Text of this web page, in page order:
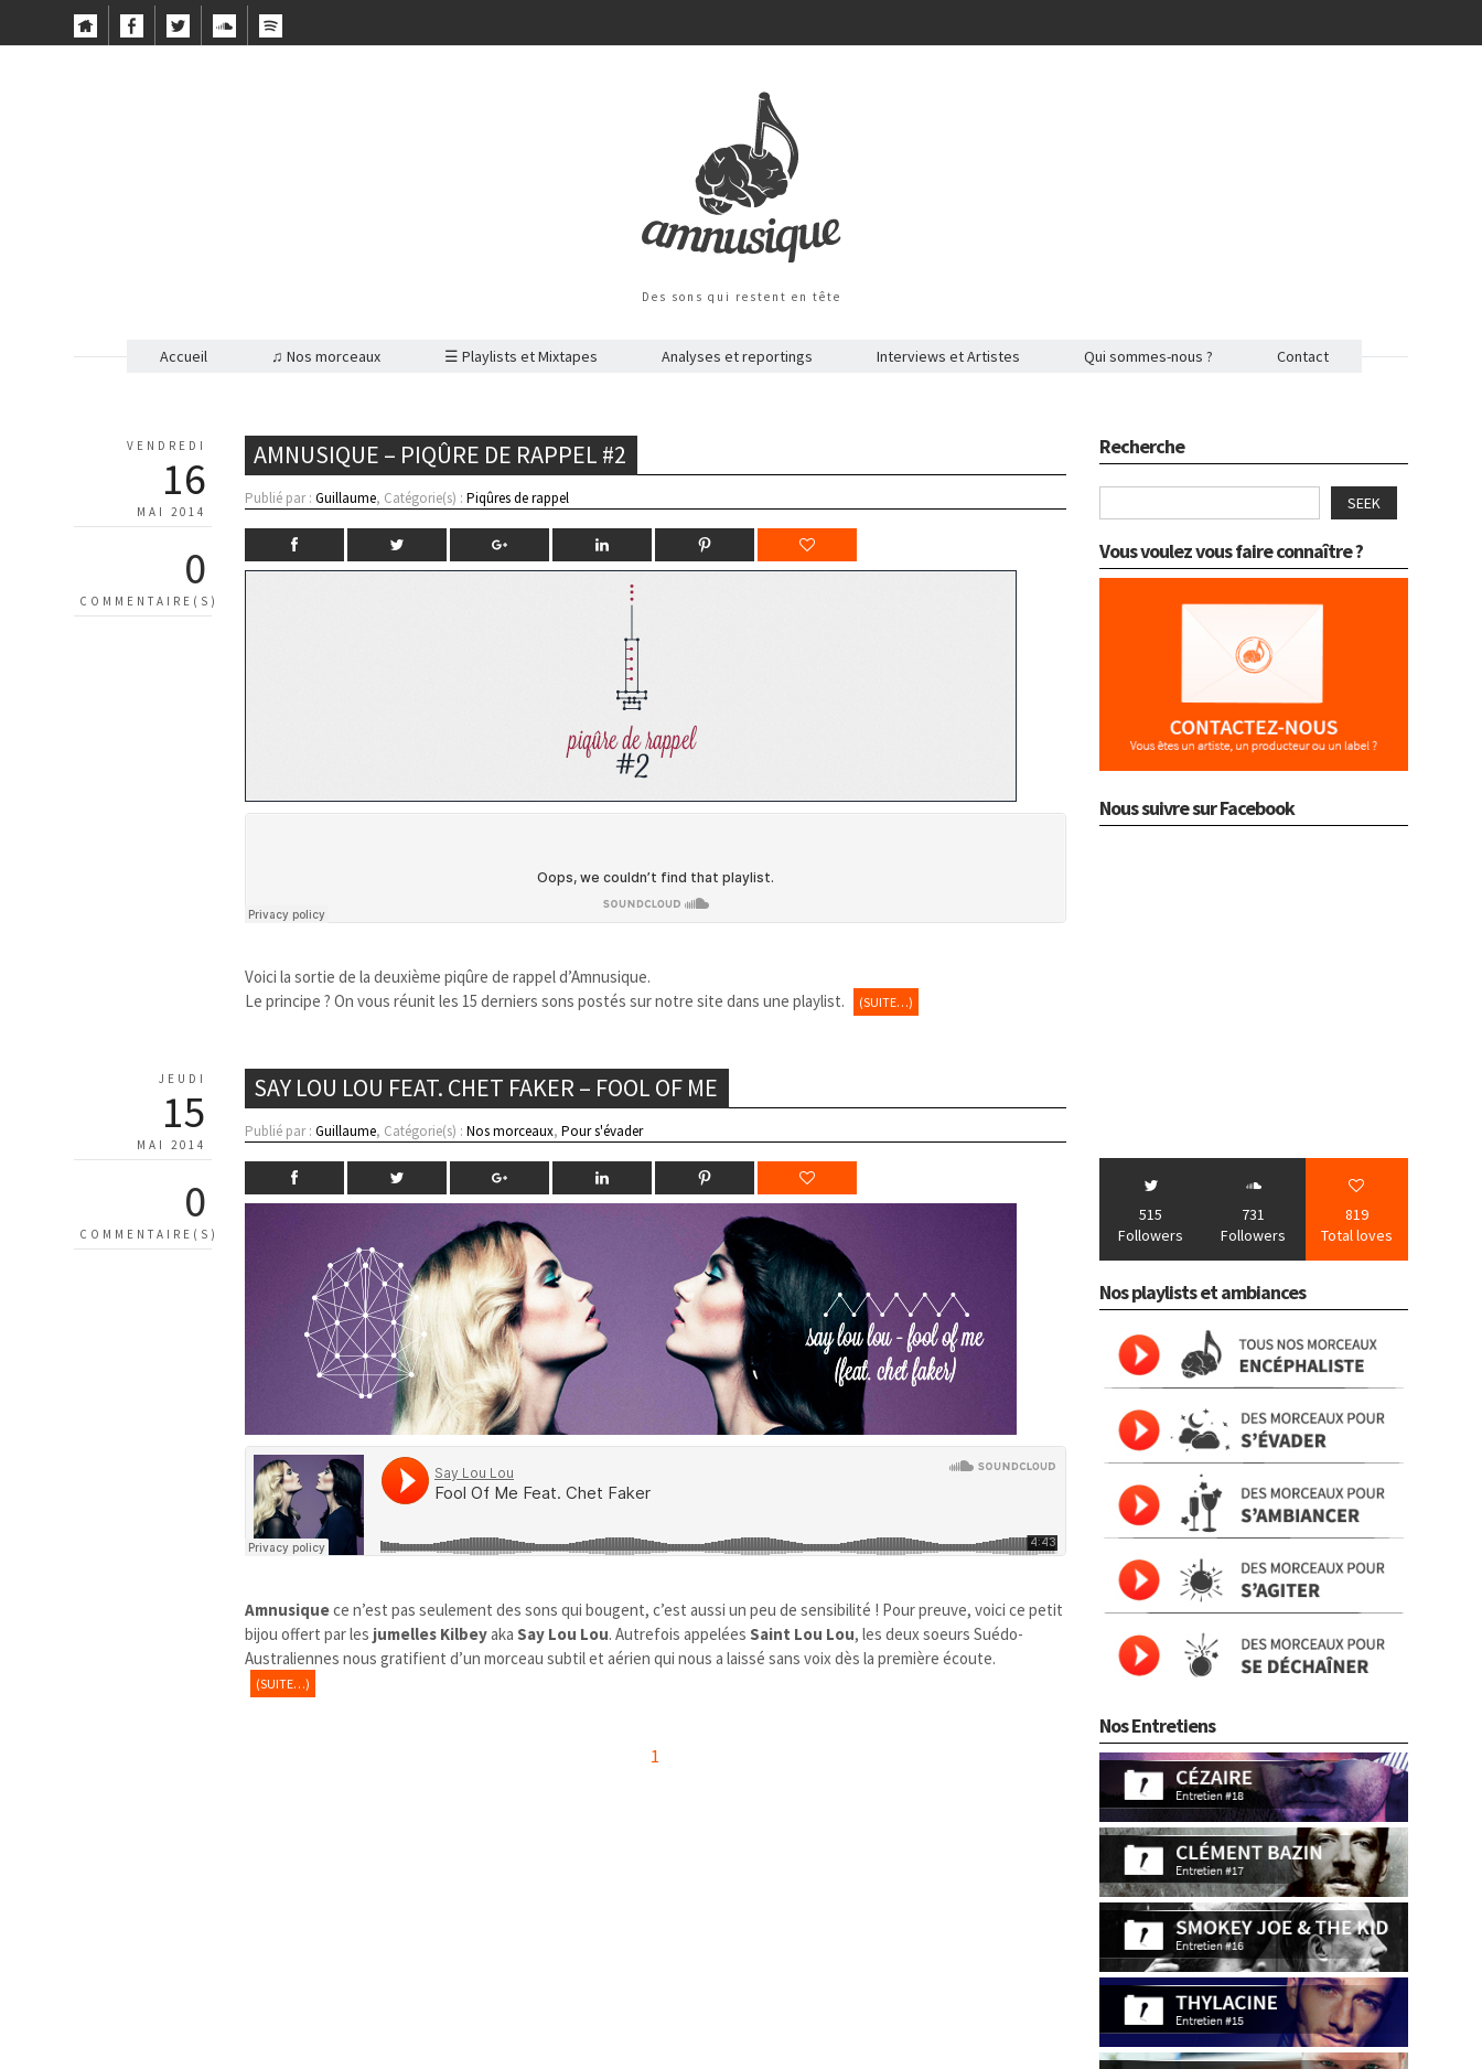
Des sons qui restent en tête
Accueil ♫ Nos morceaux ☰ Playlists et Mixtapes Analyses et reportings Interviews et Artistes Qui sommes-nous ? Contact
VENDREDI
16
MAI 2014
0
COMMENTAIRE(S)
AMNUSIQUE – PIQÛRE DE RAPPEL #2
Publié par :Guillaume, Catégorie(s) :Piqûres de rappel
Voici la sortie de la deuxième piqûre de rappel d’Amnusique.
Le principe ? On vous réunit les 15 derniers sons postés sur notre site dans une playlist.
(SUITE…)
JEUDI
15
MAI 2014
0
COMMENTAIRE(S)
SAY LOU LOU FEAT. CHET FAKER – FOOL OF ME
Publié par :Guillaume, Catégorie(s) :Nos morceaux,Pour s'évader
Amnusiquece n’est pas seulement des sons qui bougent, c’est aussi un peu de sensibilité ! Pour preuve, voici ce petit
bijou offert par les jumelles KilbeyakaSay Lou Lou. Autrefois appeléesSaint Lou Lou, les deux soeurs Suédo-
Australiennes nous gratifient d’un morceau subtil et aérien qui nous a laissé sans voix dès la première écoute.
(SUITE…)
1
Recherche
SEEK
Vous voulez vous faire connaître ?
Nous suivre sur Facebook
515
Followers
731
Followers
819
Total loves
Nos playlists et ambiances
Nos Entretiens